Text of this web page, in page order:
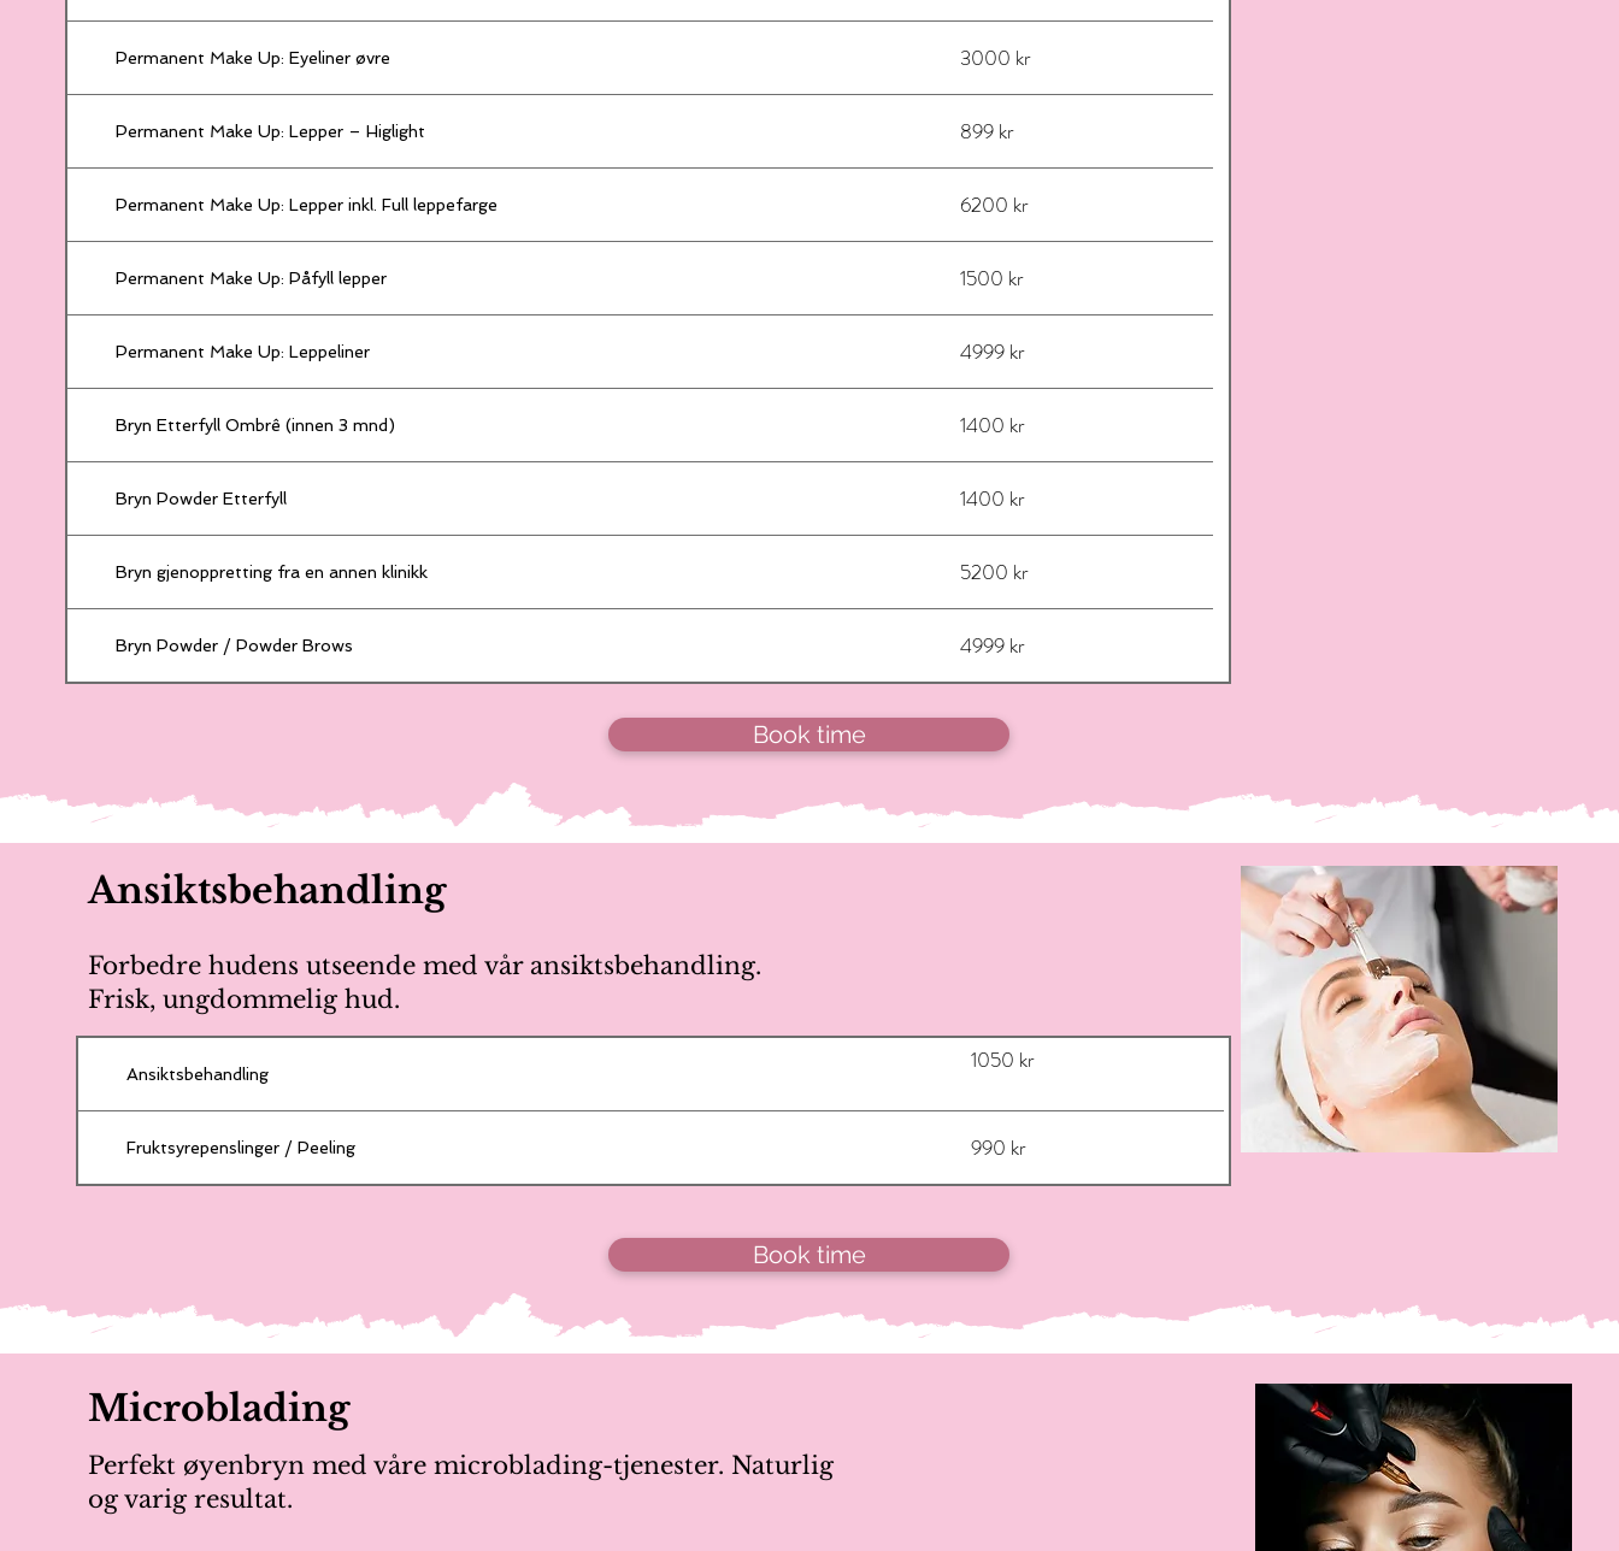
Permanent Make Up: Eyeliner øvre 3000 kr
Permanent Make Up: Lepper – Higlight 899 kr
Permanent Make Up: Lepper inkl. Full leppefarge 6200 kr
Permanent Make Up: Påfyll lepper 1500 kr
Permanent Make Up: Leppeliner 4999 kr
Bryn Etterfyll Ombrê (innen 3 mnd) 1400 kr
Bryn Powder Etterfyll 1400 kr
Bryn gjenoppretting fra en annen klinikk 5200 kr
Bryn Powder / Powder Brows 4999 kr
Book time
Ansiktsbehandling
Forbedre hudens utseende med vår ansiktsbehandling.
Frisk, ungdommelig hud.
Ansiktsbehandling 1050 kr
Fruktsyrepenslinger / Peeling 990 kr
Book time
Microblading
Perfekt øyenbryn med våre microblading-tjenester. Naturlig
og varig resultat.